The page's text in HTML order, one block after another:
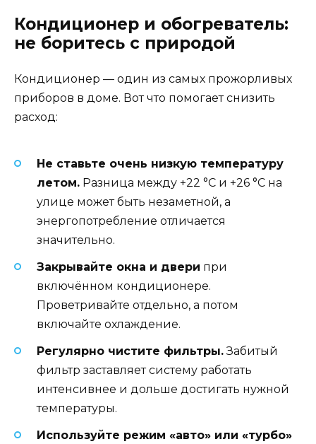
Кондиционер и обогреватель:
не боритесь с природой
Кондиционер — один из самых прожорливых
приборов в доме. Вот что помогает снизить
расход:
Не ставьте очень низкую температуру
летом. Разница между +22 °C и +26 °C на
улице может быть незаметной, а
энергопотребление отличается
значительно.
Закрывайте окна и двери при
включённом кондиционере.
Проветривайте отдельно, а потом
включайте охлаждение.
Регулярно чистите фильтры.Забитый
фильтр заставляет систему работать
интенсивнее и дольше достигать нужной
температуры.
Используйте режим «авто» или «турбо»